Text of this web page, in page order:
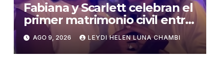
Fabiana y Scarlett celebran el
primer matrimonio civil entre
personas del mismo sexo en
Bolivia
AGO 9, 2026 LEYDI HELEN LUNA CHAMBI